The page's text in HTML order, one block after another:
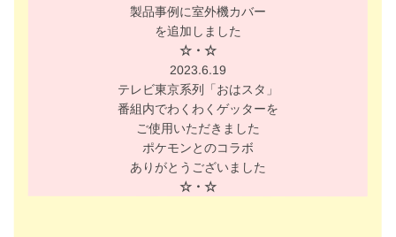
製品事例に室外機カバー
を追加しました
☆・☆
2023.6.19
テレビ東京系列「おはスタ」
番組内でわくわくゲッターを
ご使用いただきました
ポケモンとのコラボ
ありがとうございました
☆・☆